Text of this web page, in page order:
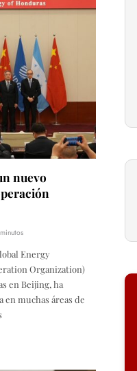
nuevo
Energy
Organization)
en Beijing, ha
muchas áreas de